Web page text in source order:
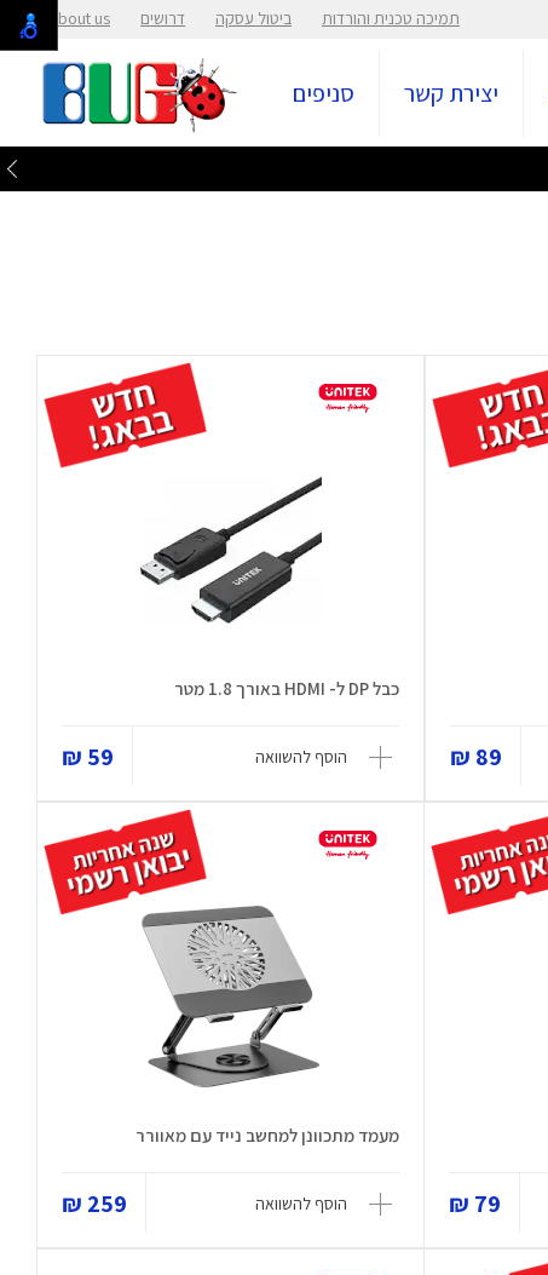
תמיכה טכנית והורדות ביטול עסקה דרושים About us
יצירת קשר סניפים
89 ₪
כבל DP ל- HDMI באורך 1.8 מטר
הוסף להשוואה 59 ₪
79 ₪
מעמד מתכוונן למחשב נייד עם מאוורר
הוסף להשוואה 259 ₪